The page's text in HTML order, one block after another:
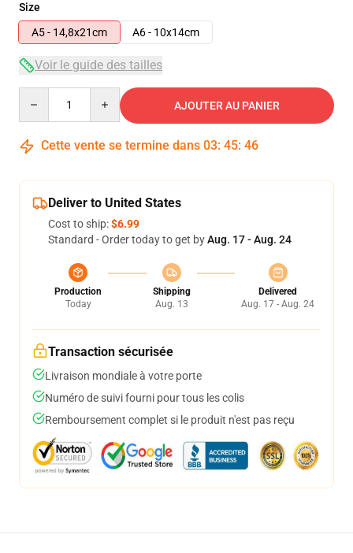
Size
A5 - 14,8x21cm
A6 - 10x14cm
Voir le guide des tailles
AJOUTER AU PANIER
Cette vente se termine dans 03: 45: 45
Deliver to United States
Cost to ship:$6.99
Standard - Order today to get byAug. 17 - Aug. 24
Production
Today
Shipping
Aug. 13
Delivered
Aug. 17 - Aug. 24
Transaction sécurisée
Livraison mondiale à votre porte
Numéro de suivi fourni pour tous les colis
Remboursement complet si le produit n'est pas reçu